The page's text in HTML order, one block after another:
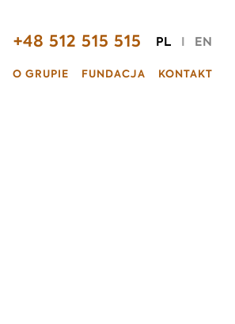
+48 512 515 515 PL EN
O GRUPIE FUNDACJA KONTAKT